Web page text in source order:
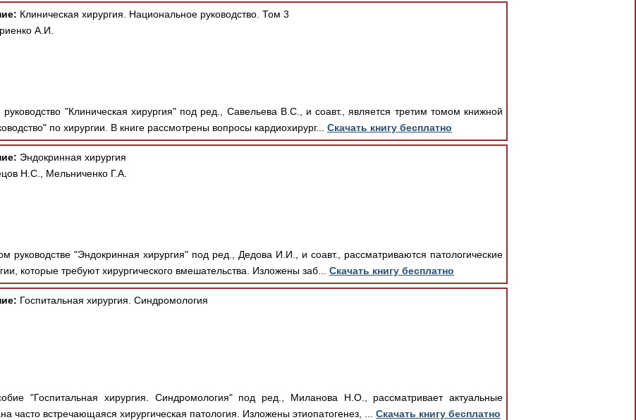
Клиническая хирургия. Национальное руководство. Том 3
А.И.
руководство "Клиническая хирургия" под ред., Савельева В.С., и соавт., является третим томом книжной
по хирургии. В книге рассмотрены вопросы кардиохирург... Скачать книгу бесплатно
Эндокринная хирургия
Н.С., Мельниченко Г.А.
руководстве "Эндокринная хирургия" под ред., Дедова И.И., и соавт., рассматриваются патологические
которые требуют хирургического вмешательства. Изложены заб... Скачать книгу бесплатно
Госпитальная хирургия. Синдромология
"Госпитальная хирургия. Синдромология" под ред., Миланова Н.О., рассматривает актуальные
часто встречающаяся хирургическая патология. Изложены этиопатогенез, ... Скачать книгу бесплатно